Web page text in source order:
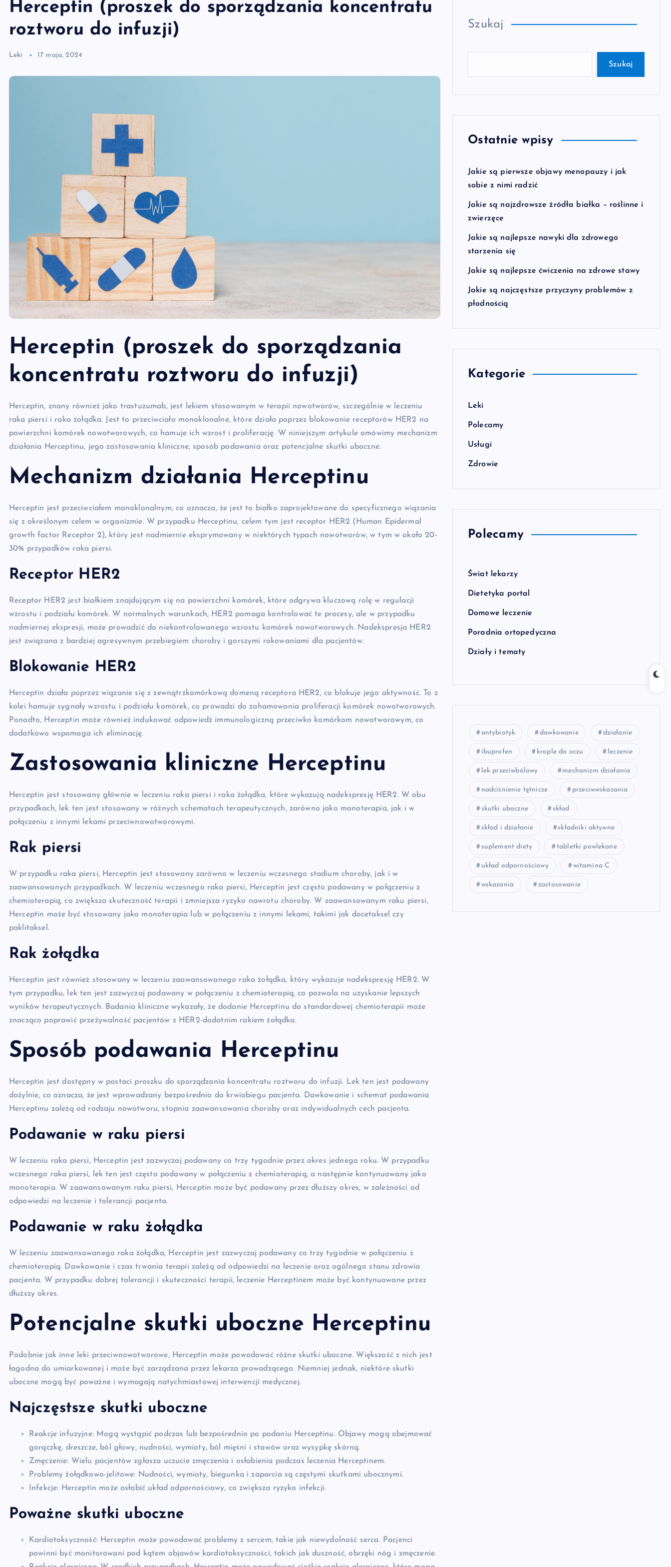
Herceptin (proszek do sporządzania koncentratu
roztworu do infuzji)
Leki 17 maja, 2024
Herceptin (proszek do sporządzania
koncentratu roztworu do infuzji)
Herceptin, znany również jako trastuzumab, jest lekiem stosowanym w terapii nowotworów, szczególnie w leczeniu
raka piersi i raka żołądka. Jest to przeciwciało monoklonalne, które działa poprzez blokowanie receptorów HER2 na
powierzchni komórek nowotworowych, co hamuje ich wzrost i proliferację. W niniejszym artykule omówimy mechanizm
działania Herceptinu, jego zastosowania kliniczne, sposób podawania oraz potencjalne skutki uboczne.
Mechanizm działania Herceptinu
Herceptin jest przeciwciałem monoklonalnym, co oznacza, że jest to białko zaprojektowane do specyficznego wiązania
się z określonym celem w organizmie. W przypadku Herceptinu, celem tym jest receptor HER2 (Human Epidermal
growth factor Receptor 2), który jest nadmiernie eksprymowany w niektórych typach nowotworów, w tym w około 20-
30% przypadków raka piersi.
Receptor HER2
Receptor HER2 jest białkiem znajdującym się na powierzchni komórek, które odgrywa kluczową rolę w regulacji
wzrostu i podziału komórek. W normalnych warunkach, HER2 pomaga kontrolować te procesy, ale w przypadku
nadmiernej ekspresji, może prowadzić do niekontrolowanego wzrostu komórek nowotworowych. Nadekspresja HER2
jest związana z bardziej agresywnym przebiegiem choroby i gorszymi rokowaniami dla pacjentów.
Blokowanie HER2
Herceptin działa poprzez wiązanie się z zewnątrzkomórkową domeną receptora HER2, co blokuje jego aktywność. To z
kolei hamuje sygnały wzrostu i podziału komórek, co prowadzi do zahamowania proliferacji komórek nowotworowych.
Ponadto, Herceptin może również indukować odpowiedź immunologiczną przeciwko komórkom nowotworowym, co
dodatkowo wspomaga ich eliminację.
Zastosowania kliniczne Herceptinu
Herceptin jest stosowany głównie w leczeniu raka piersi i raka żołądka, które wykazują nadekspresję HER2. W obu
przypadkach, lek ten jest stosowany w różnych schematach terapeutycznych, zarówno jako monoterapia, jak i w
połączeniu z innymi lekami przeciwnowotworowymi.
Rak piersi
W przypadku raka piersi, Herceptin jest stosowany zarówno w leczeniu wczesnego stadium choroby, jak i w
zaawansowanych przypadkach. W leczeniu wczesnego raka piersi, Herceptin jest często podawany w połączeniu z
chemioterapią, co zwiększa skuteczność terapii i zmniejsza ryzyko nawrotu choroby. W zaawansowanym raku piersi,
Herceptin może być stosowany jako monoterapia lub w połączeniu z innymi lekami, takimi jak docetaksel czy
paklitaksel.
Rak żołądka
Herceptin jest również stosowany w leczeniu zaawansowanego raka żołądka, który wykazuje nadekspresję HER2. W
tym przypadku, lek ten jest zazwyczaj podawany w połączeniu z chemioterapią, co pozwala na uzyskanie lepszych
wyników terapeutycznych. Badania kliniczne wykazały, że dodanie Herceptinu do standardowej chemioterapii może
znacząco poprawić przeżywalność pacjentów z HER2-dodatnim rakiem żołądka.
Sposób podawania Herceptinu
Herceptin jest dostępny w postaci proszku do sporządzania koncentratu roztworu do infuzji. Lek ten jest podawany
dożylnie, co oznacza, że jest wprowadzany bezpośrednio do krwiobiegu pacjenta. Dawkowanie i schemat podawania
Herceptinu zależą od rodzaju nowotworu, stopnia zaawansowania choroby oraz indywidualnych cech pacjenta.
Podawanie w raku piersi
W leczeniu raka piersi, Herceptin jest zazwyczaj podawany co trzy tygodnie przez okres jednego roku. W przypadku
wczesnego raka piersi, lek ten jest często podawany w połączeniu z chemioterapią, a następnie kontynuowany jako
monoterapia. W zaawansowanym raku piersi, Herceptin może być podawany przez dłuższy okres, w zależności od
odpowiedzi na leczenie i tolerancji pacjenta.
Podawanie w raku żołądka
W leczeniu zaawansowanego raka żołądka, Herceptin jest zazwyczaj podawany co trzy tygodnie w połączeniu z
chemioterapią. Dawkowanie i czas trwania terapii zależą od odpowiedzi na leczenie oraz ogólnego stanu zdrowia
pacjenta. W przypadku dobrej tolerancji i skuteczności terapii, leczenie Herceptinem może być kontynuowane przez
dłuższy okres.
Potencjalne skutki uboczne Herceptinu
Podobnie jak inne leki przeciwnowotworowe, Herceptin może powodować różne skutki uboczne. Większość z nich jest
łagodna do umiarkowanej i może być zarządzana przez lekarza prowadzącego. Niemniej jednak, niektóre skutki
uboczne mogą być poważne i wymagają natychmiastowej interwencji medycznej.
Najczęstsze skutki uboczne
Reakcje infuzyjne: Mogą wystąpić podczas lub bezpośrednio po podaniu Herceptinu. Objawy mogą obejmować
gorączkę, dreszcze, ból głowy, nudności, wymioty, ból mięśni i stawów oraz wysypkę skórną.
Zmęczenie: Wielu pacjentów zgłasza uczucie zmęczenia i osłabienia podczas leczenia Herceptinem.
Problemy żołądkowo-jelitowe: Nudności, wymioty, biegunka i zaparcia są częstymi skutkami ubocznymi.
Infekcje: Herceptin może osłabić układ odpornościowy, co zwiększa ryzyko infekcji.
Poważne skutki uboczne
Kardiotoksyczność: Herceptin może powodować problemy z sercem, takie jak niewydolność serca. Pacjenci
powinni być monitorowani pod kątem objawów kardiotoksyczności, takich jak duszność, obrzęki nóg i zmęczenie.
Szukaj
Szukaj
Ostatnie wpisy
Jakie są pierwsze objawy menopauzy i jak
sobie z nimi radzić
Jakie są najzdrowsze źródła białka – roślinne i
zwierzęce
Jakie są najlepsze nawyki dla zdrowego
starzenia się
Jakie są najlepsze ćwiczenia na zdrowe stawy
Jakie są najczęstsze przyczyny problemów z
płodnością
Kategorie
Leki
Polecamy
Usługi
Zdrowie
Polecamy
Świat lekarzy
Dietetyka portal
Domowe leczenie
Poradnia ortopedyczna
Działy i tematy
antybiotyk dawkowanie działanie
ibuprofen krople do oczu leczenie
lek przeciwbólowy mechanizm działania
nadciśnienie tętnicze przeciwwskazania
skutki uboczne skład
skład i działanie składniki aktywne
suplement diety tabletki powlekane
układ odpornościowy witamina C
wskazania zastosowanie